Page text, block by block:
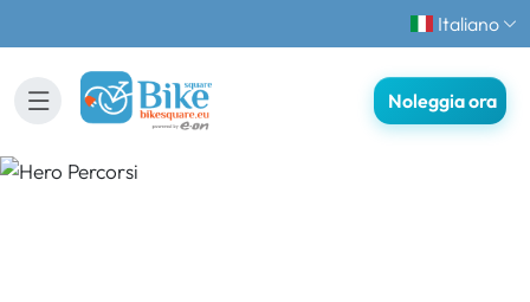
Italiano
Noleggia ora